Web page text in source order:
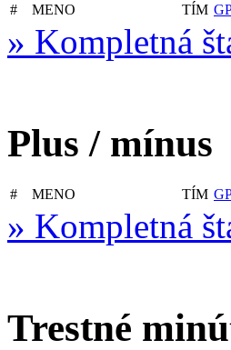
# MENO TÍM
» Kompletná
Plus / mínus
# MENO TÍM
» Kompletná
Trestné